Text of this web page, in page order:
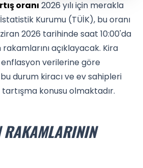
oranı 2026 yılı için merakla
Kurumu (TÜİK), bu oranı
2026 tarihinde saat 10:00'da
rakamlarını açıklayacak. Kira
verilerine göre
durum kiracı ve ev sahipleri
konusu olmaktadır.
RAKAMLARININ